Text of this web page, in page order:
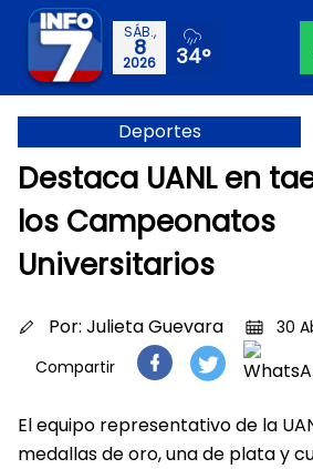
SÁB.,
8
2026 34°
Deportes
Destaca UANL en
los Campeonatos
Universitarios
Por: Julieta Guevara
30
Compartir
El equipo representativo de la
medallas de oro, una de plata y